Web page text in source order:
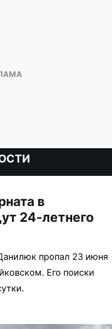
в
24-летнего
пропал 23 июня
Его поиски